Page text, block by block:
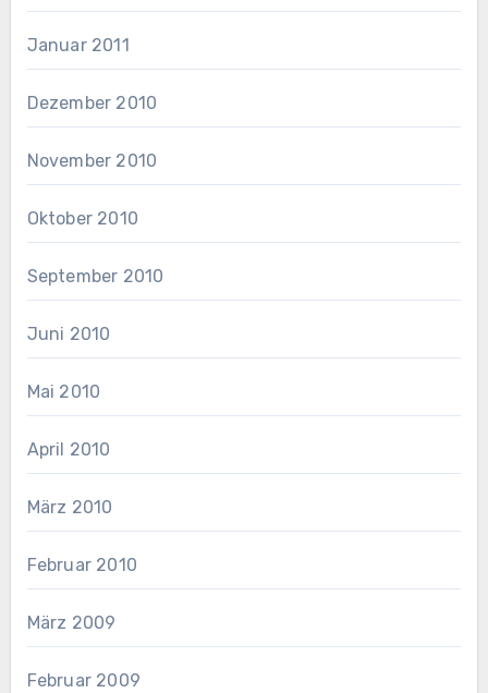
Januar 2011
Dezember 2010
November 2010
Oktober 2010
September 2010
Juni 2010
Mai 2010
April 2010
März 2010
Februar 2010
März 2009
Februar 2009